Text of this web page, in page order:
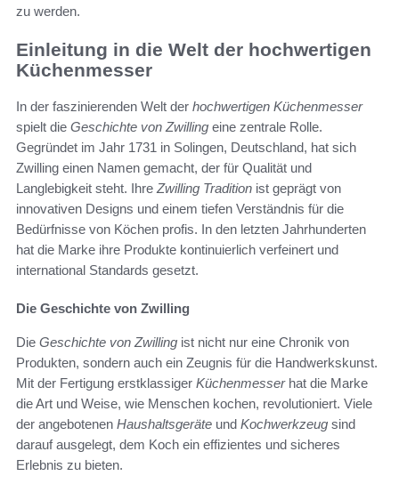
zu werden.
Einleitung in die Welt der hochwertigen
Küchenmesser
In der faszinierenden Welt der hochwertigen Küchenmesser
spielt die Geschichte von Zwilling eine zentrale Rolle.
Gegründet im Jahr 1731 in Solingen, Deutschland, hat sich
Zwilling einen Namen gemacht, der für Qualität und
Langlebigkeit steht. Ihre Zwilling Tradition ist geprägt von
innovativen Designs und einem tiefen Verständnis für die
Bedürfnisse von Köchen profis. In den letzten Jahrhunderten
hat die Marke ihre Produkte kontinuierlich verfeinert und
international Standards gesetzt.
Die Geschichte von Zwilling
Die Geschichte von Zwilling ist nicht nur eine Chronik von
Produkten, sondern auch ein Zeugnis für die Handwerkskunst.
Mit der Fertigung erstklassiger Küchenmesserhat die Marke
die Art und Weise, wie Menschen kochen, revolutioniert. Viele
der angebotenen Haushaltsgeräte und Kochwerkzeug sind
darauf ausgelegt, dem Koch ein effizientes und sicheres
Erlebnis zu bieten.